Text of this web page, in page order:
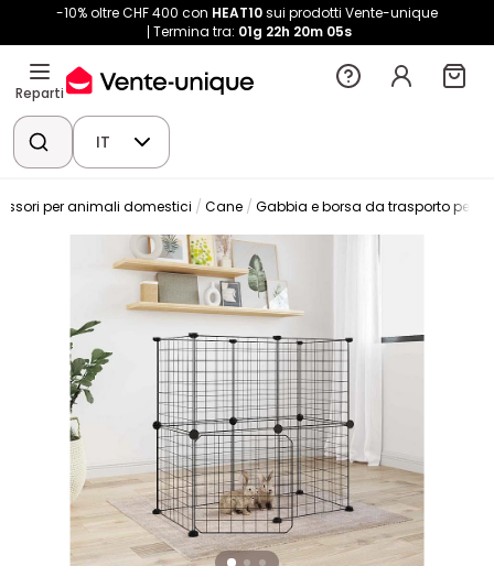
-10% oltre CHF 400 con HEAT10sui prodotti Vente-unique
Termina tra: 01g 22h 20m 04s
Reparti
IT
per animali domestici Cane Gabbia e borsa da trasporto per